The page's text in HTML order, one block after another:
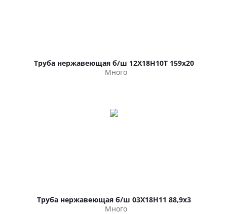
Труба нержавеющая б/ш 12Х18Н10Т 159х20
Много
Труба нержавеющая б/ш 03Х18Н11 88,9х3
Много